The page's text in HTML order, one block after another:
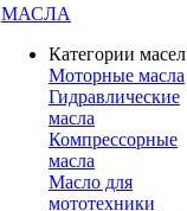
МАСЛА
Категории масел
Моторные масла
Гидравлические
масла
Компрессорные
масла
Масло для
мототехники